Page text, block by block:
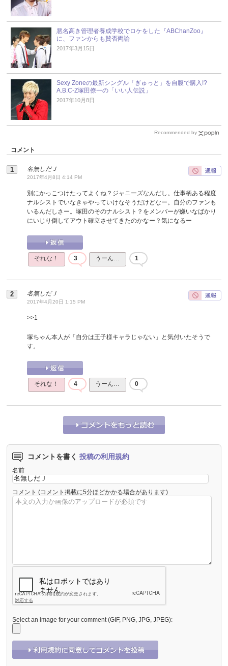
悪名高き管理者養成学校でロケをした『ABChanZoo』
に、ファンからも賛否両論
2017年3月15日
Sexy Zoneの最新シングル「ぎゅっと」を自腹で購入!?
A.B.C-Z塚田僚一の「いい人伝説」
2017年10月8日
Recommended by
コメント
名無しだＪ
2017年4月8日 4:14 PM
別にかっこつけたってよくね？ジャニーズなんだし。仕事柄ある程度
ナルシストでいなきゃやっていけなそうだけどなー。自分のファンも
いるんだしさー。塚田のそのナルシスト？をメンバーが嫌いなばかり
にいじり倒してアウト確立させてきたのかなー？気になるー
それな！ 3 うーん… 1
名無しだＪ
2017年4月20日 1:15 PM
>>1
塚ちゃん本人が「自分は王子様キャラじゃない」と気付いたそうで
す。
それな！ 4 うーん… 0
コメントを書く 投稿の利用規約
名前
コメント (コメント掲載に5分ほどかかる場合があります)
Select an image for your comment (GIF, PNG, JPG, JPEG):